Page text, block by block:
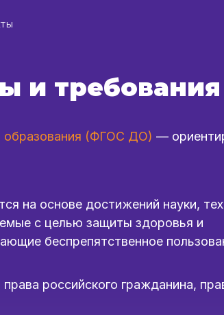
и требования
образования (ФГОС ДО) —
на основе достижений науки,
с целью защиты здоровья и
беспрепятственное
российского гражданина,